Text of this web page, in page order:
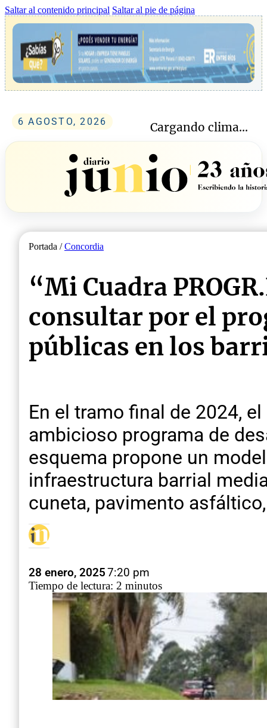
Saltar al contenido principal Saltar al pie de página
6 AGOSTO, 2026 Cargando clima...
Portada /Concordia
“Mi Cuadra
consultar por el
públicas en los
En el tramo final de 2024,
ambicioso programa de
esquema propone un
infraestructura barrial
cuneta, pavimento
28 enero, 20257:20 pm
Tiempo de lectura: 2 minutos